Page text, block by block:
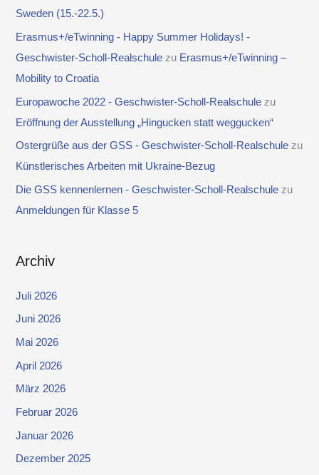
Sweden (15.-22.5.)
Erasmus+/eTwinning - Happy Summer Holidays! -
Geschwister-Scholl-Realschule zu Erasmus+/eTwinning –
Mobility to Croatia
Europawoche 2022 - Geschwister-Scholl-Realschule zu
Eröffnung der Ausstellung „Hingucken statt weggucken“
Ostergrüße aus der GSS - Geschwister-Scholl-Realschule zu
Künstlerisches Arbeiten mit Ukraine-Bezug
Die GSS kennenlernen - Geschwister-Scholl-Realschule zu
Anmeldungen für Klasse 5
Archiv
Juli 2026
Juni 2026
Mai 2026
April 2026
März 2026
Februar 2026
Januar 2026
Dezember 2025